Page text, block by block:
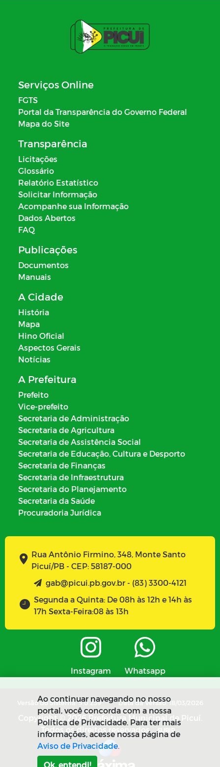
Serviços Online
FGTS
Portal da Transparência do Governo Federal
Mapa do Site
Transparência
Licitações
Glossário
Relatório Estatístico
Solicitar Informação
Acompanhe sua Informação
Dados Abertos
FAQ
Publicações
Documentos
Manuais
A Cidade
História
Mapa
Hino Oficial
Aspectos Gerais
Notícias
A Prefeitura
Prefeito
Vice-prefeito
Secretaria de Administração
Secretaria de Agricultura
Secretaria de Assistência Social
Secretaria de Educação, Cultura e Desporto
Secretaria de Finanças
Secretaria de Infraestrutura
Secretaria do Planejamento
Secretaria da Saúde
Procuradoria Jurídica
Rua Antônio Firmino, 348, Monte Santo
Picuí/PB - CEP: 58187-000
gab@picui.pb.gov.br - (83) 3300-4121
Segunda a Quinta: De 08h às 12h e 14h às
17h Sexta-Feira:08 às 13h
Instagram Whatsapp
Versão do Sistema: 5.0.239 Data da Versão: 18/03/2026
Copyright © 2026 Prefeitura Municipal de Picuí.
Todos os direitos reservados.
SUBIR
Ao continuar navegando no nosso
portal, você concorda com a nossa
Política de Privacidade. Para ter mais
informações, acesse nossa página de
Aviso de Privacidade.
Ok, entendi!